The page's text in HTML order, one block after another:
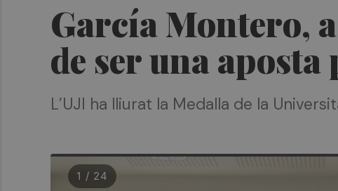
García Montero,
de ser una
L’UJI ha lliurat la Medalla de la
1 / 24